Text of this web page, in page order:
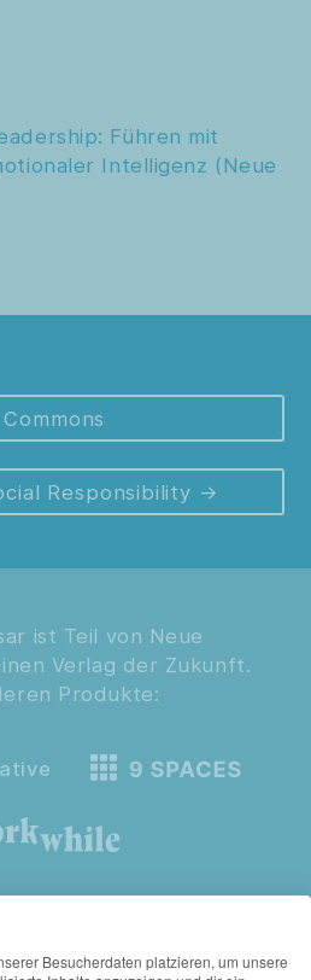
Führen mit
Intelligenz (Neue
Commons
Responsibility
ist Teil von Neue
Verlag der Zukunft.
Produkte:
Besucherdaten platzieren, um unsere